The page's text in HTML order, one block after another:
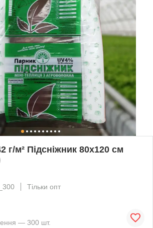
г/м² Підсніжник 80х120 см
Тільки опт
— 300 шт.